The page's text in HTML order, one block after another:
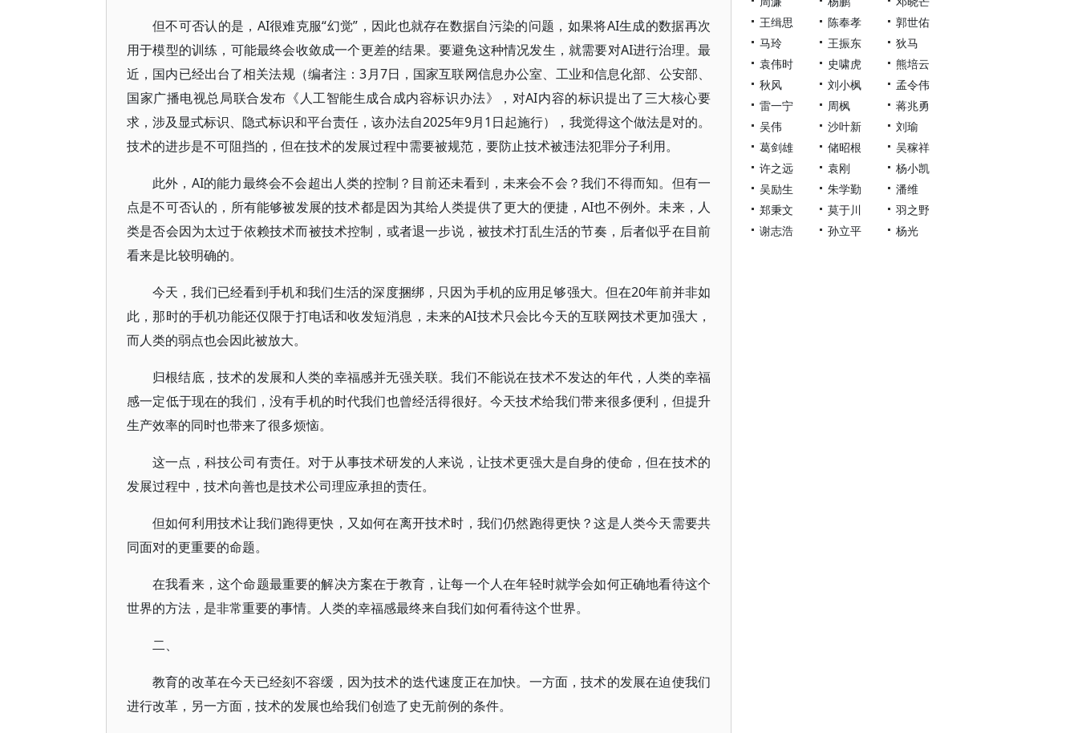
但不可否认的是，AI很难克服“幻觉”，因此也就存在数据自污染的问题，如果将AI生成的数据再次
用于模型的训练，可能最终会收敛成一个更差的结果。要避免这种情况发生，就需要对AI进行治理。最
近，国内已经出台了相关法规（编者注：3月7日，国家互联网信息办公室、工业和信息化部、公安部、
国家广播电视总局联合发布《人工智能生成合成内容标识办法》，对AI内容的标识提出了三大核心要
求，涉及显式标识、隐式标识和平台责任，该办法自2025年9月1日起施行），我觉得这个做法是对的。
技术的进步是不可阻挡的，但在技术的发展过程中需要被规范，要防止技术被违法犯罪分子利用。
此外，AI的能力最终会不会超出人类的控制？目前还未看到，未来会不会？我们不得而知。但有一
点是不可否认的，所有能够被发展的技术都是因为其给人类提供了更大的便捷，AI也不例外。未来，人
类是否会因为太过于依赖技术而被技术控制，或者退一步说，被技术打乱生活的节奏，后者似乎在目前
看来是比较明确的。
今天，我们已经看到手机和我们生活的深度捆绑，只因为手机的应用足够强大。但在20年前并非如
此，那时的手机功能还仅限于打电话和收发短消息，未来的AI技术只会比今天的互联网技术更加强大，
而人类的弱点也会因此被放大。
归根结底，技术的发展和人类的幸福感并无强关联。我们不能说在技术不发达的年代，人类的幸福
感一定低于现在的我们，没有手机的时代我们也曾经活得很好。今天技术给我们带来很多便利，但提升
生产效率的同时也带来了很多烦恼。
这一点，科技公司有责任。对于从事技术研发的人来说，让技术更强大是自身的使命，但在技术的
发展过程中，技术向善也是技术公司理应承担的责任。
但如何利用技术让我们跑得更快，又如何在离开技术时，我们仍然跑得更快？这是人类今天需要共
同面对的更重要的命题。
在我看来，这个命题最重要的解决方案在于教育，让每一个人在年轻时就学会如何正确地看待这个
世界的方法，是非常重要的事情。人类的幸福感最终来自我们如何看待这个世界。
二、
教育的改革在今天已经刻不容缓，因为技术的迭代速度正在加快。一方面，技术的发展在迫使我们
进行改革，另一方面，技术的发展也给我们创造了史无前例的条件。
王缉思
陈奉孝
郭世佑
马玲
王振东
狄马
袁伟时
史啸虎
熊培云
秋风
刘小枫
孟令伟
雷一宁
周枫
蒋兆勇
吴伟
沙叶新
刘瑜
葛剑雄
储昭根
吴稼祥
许之远
袁刚
杨小凯
吴励生
朱学勤
潘维
郑秉文
莫于川
羽之野
谢志浩
孙立平 杨光